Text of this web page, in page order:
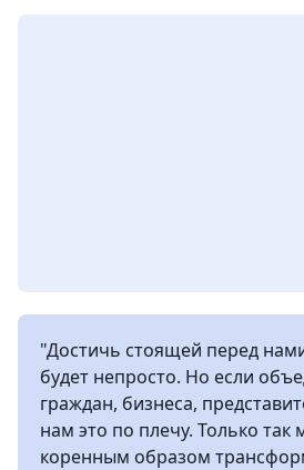
"Достичь стоящей перед
будет непросто. Но если
граждан, бизнеса,
нам это по плечу. Только
коренным образом